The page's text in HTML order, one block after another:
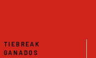
TIEBREAK
GANADOS